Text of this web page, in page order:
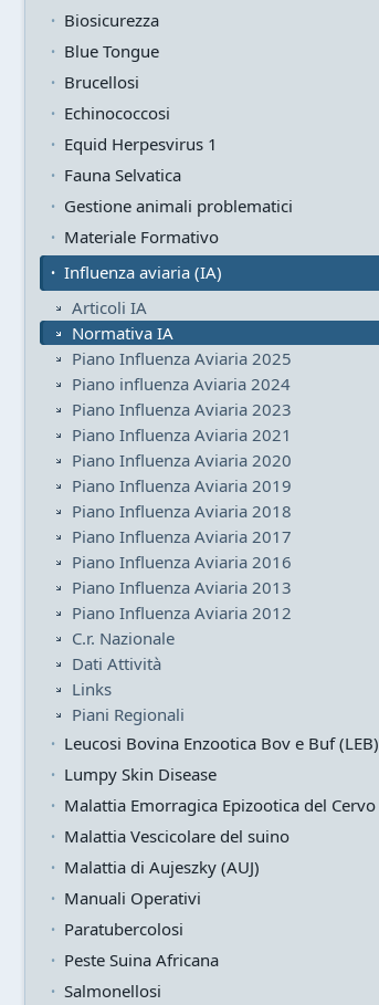
Biosicurezza
Blue Tongue
Brucellosi
Echinococcosi
Equid Herpesvirus 1
Fauna Selvatica
Gestione animali problematici
Materiale Formativo
Influenza aviaria (IA)
Articoli IA
Normativa IA
Piano Influenza Aviaria 2025
Piano influenza Aviaria 2024
Piano Influenza Aviaria 2023
Piano Influenza Aviaria 2021
Piano Influenza Aviaria 2020
Piano Influenza Aviaria 2019
Piano Influenza Aviaria 2018
Piano Influenza Aviaria 2017
Piano Influenza Aviaria 2016
Piano Influenza Aviaria 2013
Piano Influenza Aviaria 2012
C.r. Nazionale
Dati Attività
Links
Piani Regionali
Leucosi Bovina Enzootica Bov e Buf (LEB)
Lumpy Skin Disease
Malattia Emorragica Epizootica del Cervo
Malattia Vescicolare del suino
Malattia di Aujeszky (AUJ)
Manuali Operativi
Paratubercolosi
Peste Suina Africana
Salmonellosi